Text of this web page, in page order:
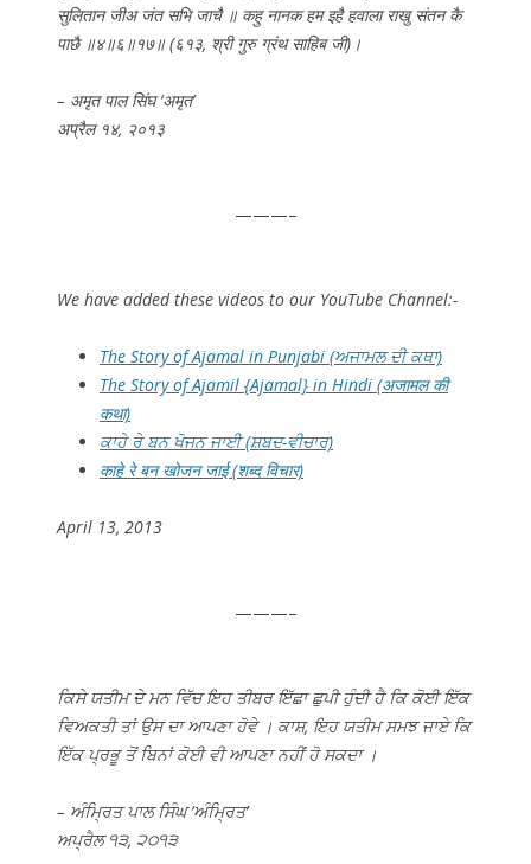
सुलितान जीअ जंत सभि जाचै ॥ कहु नानक हम इहै हवाला राखु संतन कै
पाछै ॥४॥६॥१७॥ (६१३, श्री गुरु ग्रंथ साहिब जी)।
– अमृत पाल सिंघ ‘अमृत’
अप्रैल १४, २०१३
———–
We have added these videos to our YouTube Channel:-
The Story of Ajamal in Punjabi (ਅਜਾਮਲ ਦੀ ਕਥਾ)
The Story of Ajamil {Ajamal} in Hindi (अजामल की
कथा)
ਕਾਹੇ ਰੇ ਬਨ ਖੋਜਨ ਜਾਈ (ਸ਼ਬਦ-ਵੀਚਾਰ)
काहे रे बन खोजन जाई (शब्द विचार)
April 13, 2013
———–
ਕਿਸੇ ਯਤੀਮ ਦੇ ਮਨ ਵਿੱਚ ਇਹ ਤੀਬਰ ਇੱਛਾ ਛੁਪੀ ਹੁੰਦੀ ਹੈ ਕਿ ਕੋਈ ਇੱਕ
ਵਿਅਕਤੀ ਤਾਂ ਉਸ ਦਾ ਆਪਣਾ ਹੋਵੇ । ਕਾਸ਼, ਇਹ ਯਤੀਮ ਸਮਝ ਜਾਏ ਕਿ
ਇੱਕ ਪ੍ਰਭੂ ਤੋਂ ਬਿਨਾਂ ਕੋਈ ਵੀ ਆਪਣਾ ਨਹੀਂ ਹੋ ਸਕਦਾ ।
– ਅੰਮ੍ਰਿਤ ਪਾਲ ਸਿੰਘ ‘ਅੰਮ੍ਰਿਤ’
ਅਪ੍ਰੈਲ ੧੩, ੨੦੧੩